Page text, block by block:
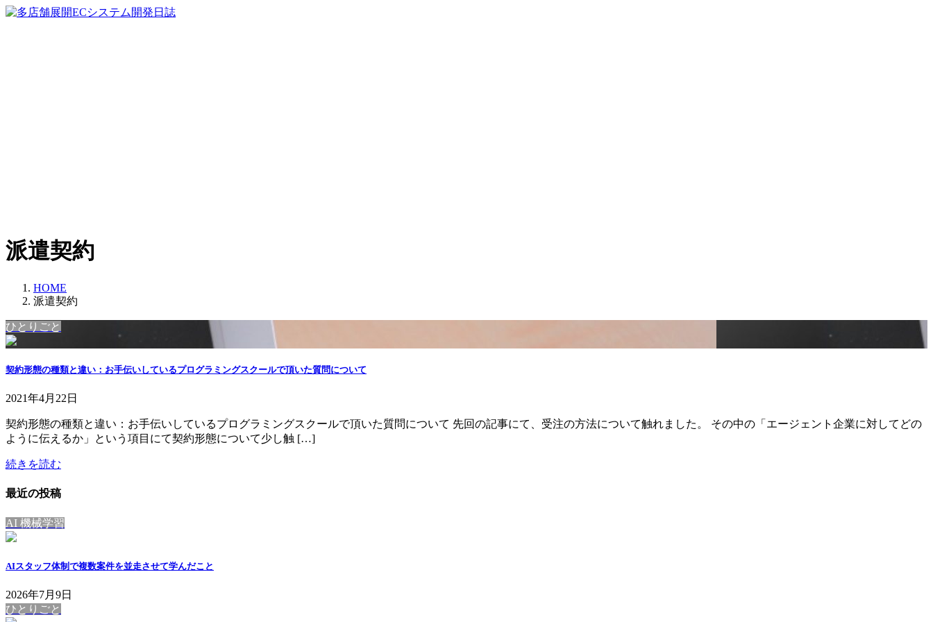
コ
ナ
派遣契約
HOME
派遣契約
ひとりごと
契約形態の種類と違い：お手伝いしているプログラミングスクールで頂いた質問について
2021年4月22日
契約形態の種類と違い：お手伝いしているプログラミングスクールで頂いた質問について 先回の記事にて、受注の方法について触れました。 その中の「エージェント企業に対してどの
ように伝えるか」という項目にて契約形態について少し触 […]
続きを読む
最近の投稿
AI 機械学習
AIスタッフ体制で複数案件を並走させて学んだこと
2026年7月9日
ひとりごと